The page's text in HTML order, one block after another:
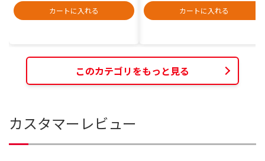
カートに入れる
カートに入れる
このカテゴリをもっと見る
カスタマーレビュー